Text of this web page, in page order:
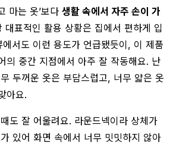
마는 옷’보다 생활 속에서 자주 손이 가
대표적인 활용 상황은 집에서 편하게 입
서도 이런 용도가 언급됐듯이, 이 제품
의 중간 지점에서 아주 잘 작동해요. 난
두꺼운 옷은 부담스럽고, 너무 얇은 옷
아요.
도 잘 어울려요. 라운드넥이라 상체가
있어 화면 속에서 너무 밋밋하지 않아